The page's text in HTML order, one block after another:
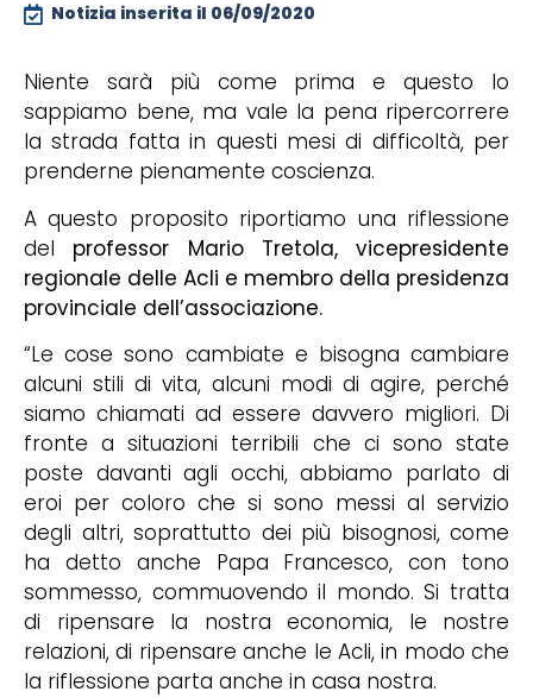
Notizia inserita il 06/09/2020
Niente sarà più come prima e questo lo
sappiamo bene, ma vale la pena ripercorrere
la strada fatta in questi mesi di difficoltà, per
prenderne pienamente coscienza.
A questo proposito riportiamo una riflessione
del professor Mario Tretola, vicepresidente
regionale delle Acli e membro della presidenza
provinciale dell’associazione.
“Le cose sono cambiate e bisogna cambiare
alcuni stili di vita, alcuni modi di agire, perché
siamo chiamati ad essere davvero migliori. Di
fronte a situazioni terribili che ci sono state
poste davanti agli occhi, abbiamo parlato di
eroi per coloro che si sono messi al servizio
degli altri, soprattutto dei più bisognosi, come
ha detto anche Papa Francesco, con tono
sommesso, commuovendo il mondo. Si tratta
di ripensare la nostra economia, le nostre
relazioni, di ripensare anche le Acli, in modo che
la riflessione parta anche in casa nostra.